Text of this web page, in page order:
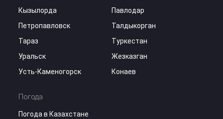
Кызылорда
Павлодар
Петропавловск
Талдыкорган
Тараз
Туркестан
Уральск
Жезказган
Усть-Каменогорск
Конаев
Погода
Погода в Казахстане